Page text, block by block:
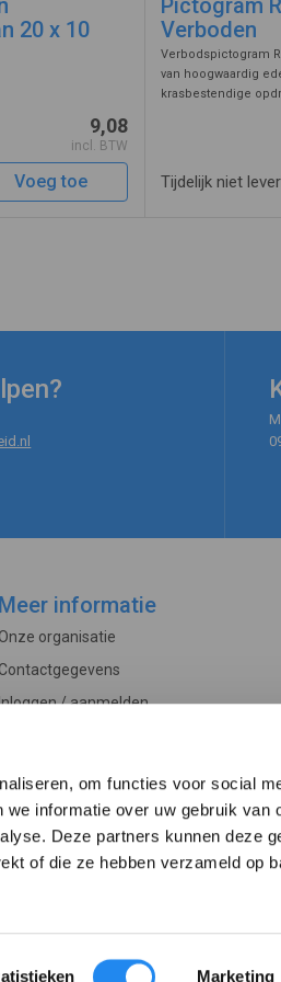
om functies voor social
informatie over uw gebruik van
Deze partners kunnen deze
of die ze hebben verzameld op
Marketing
20 x 10
9,08
incl. BTW
Voeg toe
Pictogram
Verboden
Verbodspictogram
van hoogwaardig
krasbestendige
Tijdelijk niet
Meer informatie
Onze organisatie
Contactgegevens
/ aanmelden